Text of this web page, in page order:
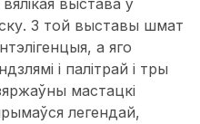
выстава ў
З той выставы шмат
а яго
і палітрай і тры
мастацкі
легендай,